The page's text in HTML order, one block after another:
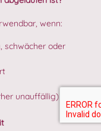
wenn:
schwächer oder
unauffällig)